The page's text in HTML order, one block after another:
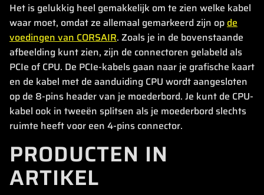
Het is gelukkig heel gemakkelijk om te zien welke kabel
waar moet, omdat ze allemaal gemarkeerd zijn opde
voedingen van CORSAIR. Zoals je in de bovenstaande
afbeelding kunt zien, zijn de connectoren gelabeld als
PCIe of CPU. De PCIe-kabels gaan naar je grafische kaart
en de kabel met de aanduiding CPU wordt aangesloten
op de 8-pins header van je moederbord. Je kunt de CPU-
kabel ook in tweeën splitsen als je moederbord slechts
ruimte heeft voor een 4-pins connector.
PRODUCTEN IN
ARTIKEL